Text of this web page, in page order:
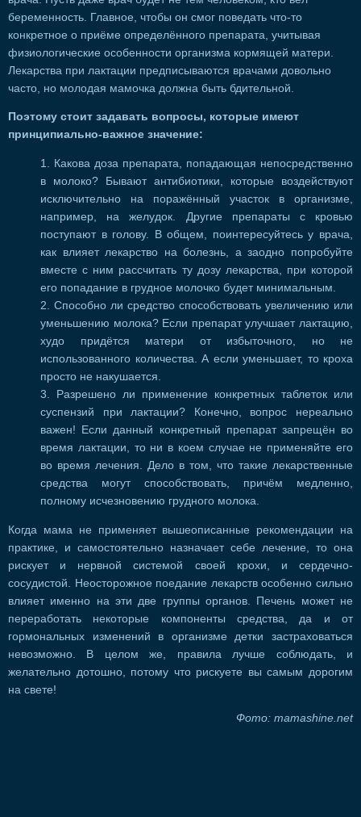
беременность. Главное, чтобы он смог поведать что-то
конкретное о приёме определённого препарата, учитывая
физиологические особенности организма кормящей матери.
Лекарства при лактации предписываются врачами довольно
часто, но молодая мамочка должна быть бдительной.
Поэтому стоит задавать вопросы, которые имеют
принципиально-важное значение:
Какова доза препарата, попадающая непосредственно
в молоко? Бывают антибиотики, которые воздействуют
исключительно на поражённый участок в организме,
например, на желудок. Другие препараты с кровью
поступают в голову. В общем, поинтересуйтесь у врача,
как влияет лекарство на болезнь, а заодно попробуйте
вместе с ним рассчитать ту дозу лекарства, при которой
его попадание в грудное молочко будет минимальным.
Способно ли средство способствовать увеличению или
уменьшению молока? Если препарат улучшает лактацию,
худо придётся матери от избыточного, но не
использованного количества. А если уменьшает, то кроха
просто не накушается.
Разрешено ли применение конкретных таблеток или
суспензий при лактации? Конечно, вопрос нереально
важен! Если данный конкретный препарат запрещён во
время лактации, то ни в коем случае не применяйте его
во время лечения. Дело в том, что такие лекарственные
средства могут способствовать, причём медленно,
полному исчезновению грудного молока.
Когда мама не применяет вышеописанные рекомендации на
практике, и самостоятельно назначает себе лечение, то она
рискует и нервной системой своей крохи, и сердечно-
сосудистой. Неосторожное поедание лекарств особенно сильно
влияет именно на эти две группы органов. Печень может не
переработать некоторые компоненты средства, да и от
гормональных изменений в организме детки застраховаться
невозможно. В целом же, правила лучше соблюдать, и
желательно дотошно, потому что рискуете вы самым дорогим
на свете!
Фото: mamashine.net